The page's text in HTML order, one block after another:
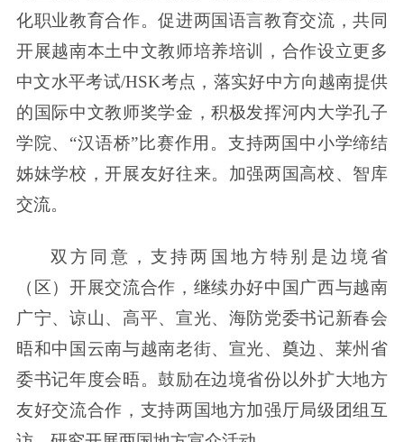
化职业教育合作。促进两国语言教育交流，共同
开展越南本土中文教师培养培训，合作设立更多
中文水平考试/HSK考点，落实好中方向越南提供
的国际中文教师奖学金，积极发挥河内大学孔子
学院、“汉语桥”比赛作用。支持两国中小学缔结
姊妹学校，开展友好往来。加强两国高校、智库
交流。
双方同意，支持两国地方特别是边境省
（区）开展交流合作，继续办好中国广西与越南
广宁、谅山、高平、宣光、海防党委书记新春会
晤和中国云南与越南老街、宣光、奠边、莱州省
委书记年度会晤。鼓励在边境省份以外扩大地方
友好交流合作，支持两国地方加强厅局级团组互